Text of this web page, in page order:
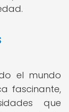
el mundo
fascinante,
que